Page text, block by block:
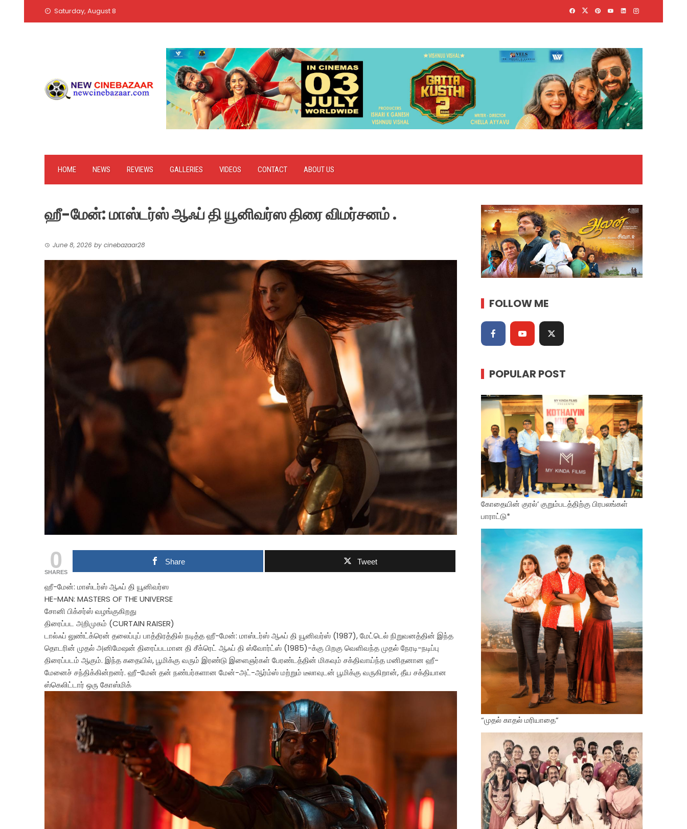
Saturday, August 8
HOME NEWS REVIEWS GALLERIES VIDEOS CONTACT ABOUT US
ஹீ-மேன்: மாஸ்டர்ஸ் ஆஃப் தி யூனிவர்ஸ திரை விமர்சனம் .
June 8, 2026 by cinebazaar28
0
SHARES
Share Tweet
ஹீ-மேன்: மாஸ்டர்ஸ் ஆஃப் தி யூனிவர்ஸ
HE-MAN: MASTERS OF THE UNIVERSE
சோனி பிக்சர்ஸ் வழங்குகிறது
திரைப்பட அறிமுகம் (CURTAIN RAISER)
டால்ஃப் லுண்ட்க்ரென் தலைப்புப் பாத்திரத்தில் நடித்த ஹீ-மேன்: மாஸ்டர்ஸ் ஆஃப் தி யூனிவர்ஸ் (1987), மேட்டெல் நிறுவனத்தின் இந்த
தொடரின் முதல் அனிமேஷன் திரைப்படமான தி சீக்ரெட் ஆஃப் தி ஸ்வோர்ட்ஸ் (1985)-க்கு பிறகு வெளிவந்த முதல் நேரடி-நடிப்பு
திரைப்படம் ஆகும். இந்த கதையில், பூமிக்கு வரும் இரண்டு இளைஞர்கள் பேரண்டத்தின் மிகவும் சக்திவாய்ந்த மனிதனான ஹீ-
மேனைச் சந்திக்கின்றனர். ஹீ-மேன் தன் நண்பர்களான மேன்-அட்-ஆர்ம்ஸ் மற்றும் டீலாவுடன் பூமிக்கு வருகிறான், தீய சக்தியான
ஸ்கெலிட்டார் ஒரு கோஸ்மிக்
FOLLOW ME
POPULAR POST
கோதையின் குரல்’ குறும்படத்திற்கு பிரபலங்கள்
பாராட்டு*
“முதல் காதல் மரியாதை”